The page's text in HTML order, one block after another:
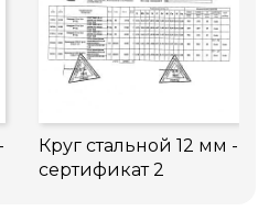
Круг стальной 12 мм -
сертификат 2